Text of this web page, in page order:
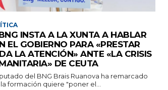
INSTA A LA XUNTA A HABLAR
EL GOBIERNO PARA «PRESTAR
LA ATENCIÓN» ANTE «LA CRISIS
DE CEUTA
del BNG Brais Ruanova ha remarcado
formación quiere "poner el...